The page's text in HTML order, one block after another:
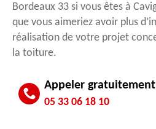
Bordeaux 33 si vous êtes à
que vous aimeriez avoir plus
réalisation de votre projet
la toiture.
Appeler gratuitement
05 33 06 18 10